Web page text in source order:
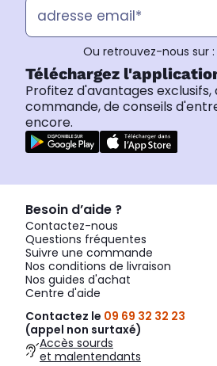
Ou retrouvez-nous sur :
Téléchargez
Profitez d'avantages exclusifs,
commande, de conseils
encore.
Besoin d’aide ?
Contactez-nous
Questions fréquentes
Suivre une commande
Nos conditions de livraison
Nos guides d'achat
Centre d'aide
Contactez le 09 69 32 32 23
(appel non surtaxé)
Accès sourds
et malentendants